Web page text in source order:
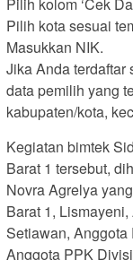
Pilih kota sesuai
Masukkan NIK.
Jika Anda terdaftar
data pemilih yang
kabupaten/kota,
Kegiatan bimtek
Barat 1 tersebut,
Novra Agrelya
Barat 1,
Setiawan,
Anggota PPK